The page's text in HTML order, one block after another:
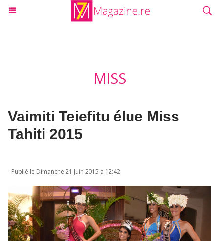
MISS
Vaimiti Teiefitu élue Miss
Tahiti 2015
- Publié le Dimanche 21 Juin 2015 à 12:42